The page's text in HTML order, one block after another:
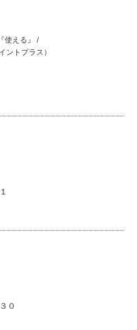
使える』
ントプラス）
０